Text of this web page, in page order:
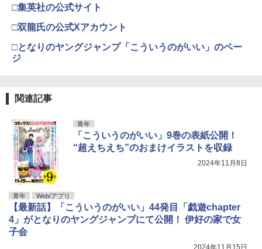
□集英社の公式サイト
□双龍氏の公式Xアカウント
□となりのヤングジャンプ「こういうのがいい」のペー
ジ
関連記事
青年
「こういうのがいい」9巻の表紙公開！
“超えちえち”のおまけイラストを収録
2024年11月8日
青年 Web/アプリ
【最新話】「こういうのがいい」44発目「戯遊chapter
4」がとなりのヤングジャンプにて公開！ 伊好の家で女
子会